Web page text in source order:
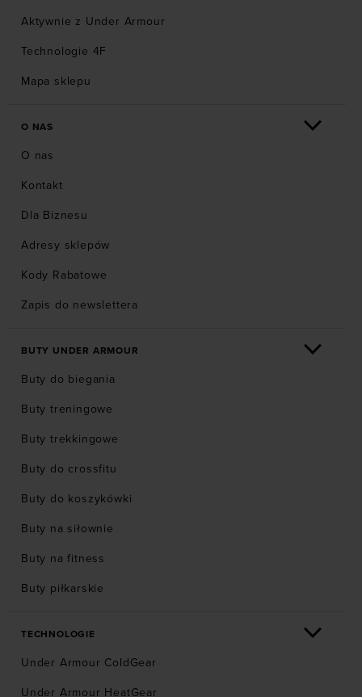
Aktywnie z Under Armour
Technologie 4F
Mapa sklepu
O NAS
O nas
Kontakt
Dla Biznesu
Adresy sklepów
Kody Rabatowe
Zapis do newslettera
BUTY UNDER ARMOUR
Buty do biegania
Buty treningowe
Buty trekkingowe
Buty do crossfitu
Buty do koszykówki
Buty na siłownie
Buty na fitness
Buty piłkarskie
TECHNOLOGIE
Under Armour ColdGear
Under Armour HeatGear